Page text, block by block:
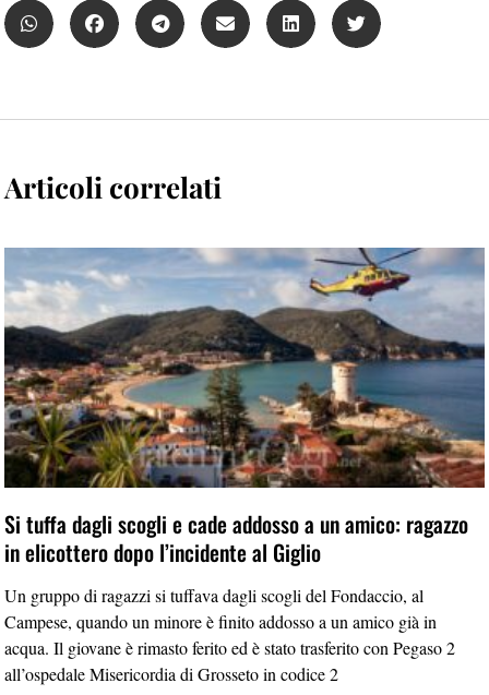
Articoli correlati
Si tuffa dagli scogli e cade addosso a un amico: ragazzo
in elicottero dopo l’incidente al Giglio
Un gruppo di ragazzi si tuffava dagli scogli del Fondaccio, al
Campese, quando un minore è finito addosso a un amico già in
acqua. Il giovane è rimasto ferito ed è stato trasferito con Pegaso 2
all’ospedale Misericordia di Grosseto in codice 2